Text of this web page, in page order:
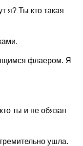
я? Ты кто такая
флаером. Я
ты и не обязан
ушла.